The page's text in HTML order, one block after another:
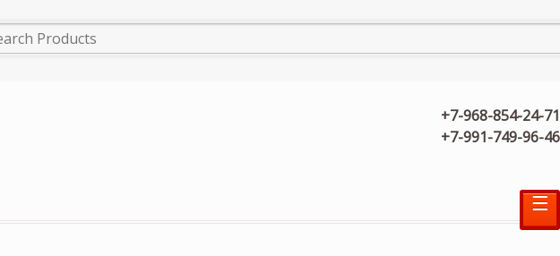
+7-968-854-24-71
+7-991-749-96-46
☰